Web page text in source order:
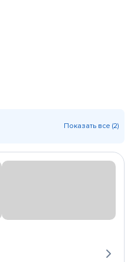
Показать все (2)